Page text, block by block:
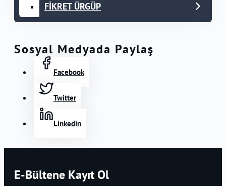
FİKRET ÜRGÜP
Sosyal Medyada Paylaş
Facebook
Twitter
Linkedin
E-Bültene Kayıt Ol